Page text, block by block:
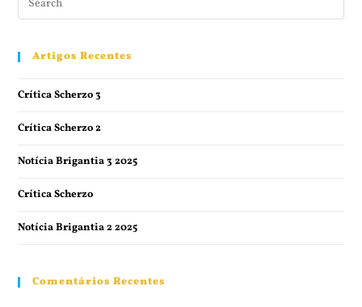
Artigos Recentes
Crítica Scherzo 3
Crítica Scherzo 2
Notícia Brigantia 3 2025
Crítica Scherzo
Notícia Brigantia 2 2025
Comentários Recentes